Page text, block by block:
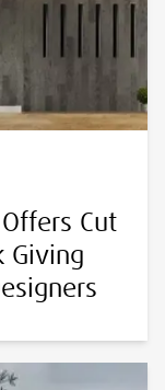
Cut
Giving